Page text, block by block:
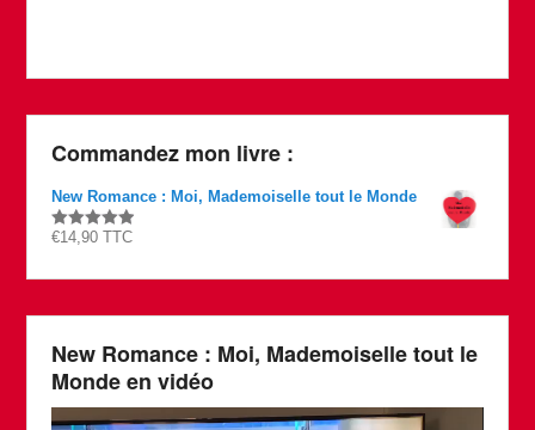
Commandez mon livre :
New Romance : Moi, Mademoiselle tout le Monde
Rated4.87
€14,90 TTC
New Romance : Moi, Mademoiselle tout le
Monde en vidéo
Lecteur